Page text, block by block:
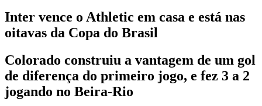
Inter vence o Athletic em casa e está nas
oitavas da Copa do Brasil
Colorado construiu a vantagem de um gol
de diferença do primeiro jogo, e fez 3 a 2
jogando no Beira-Rio